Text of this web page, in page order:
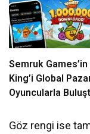
Semruk
King’i Global
Oyuncularla
Göz rengi ise